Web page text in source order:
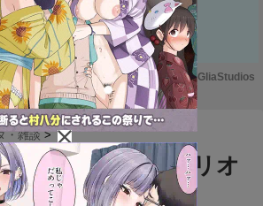
M
u
t
Powered by GliaStudios
・雑談 >
ら的に6章のシナリオ